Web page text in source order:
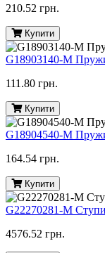
210.52 грн.
Купити
G18903140-M
111.80 грн.
Купити
G18904540-M
164.54 грн.
Купити
G22270281-M
4576.52 грн.